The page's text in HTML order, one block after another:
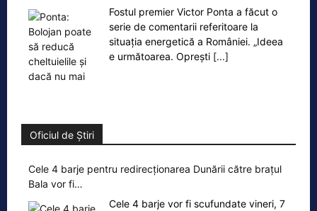
Fostul premier Victor Ponta a făcut o
serie de comentarii referitoare la
situația energetică a României. „Ideea
e următoarea. Oprești [...]
Oficiul de Știri
Cele 4 barje pentru redirecționarea Dunării către brațul
Bala vor fi…
Cele 4 barje vor fi scufundate vineri, 7